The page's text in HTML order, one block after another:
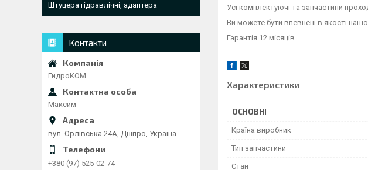
Усі комплектуючі та запчастини
Ви можете бути впевнені в якості
Гарантія 12 місяців.
Характеристики
ОСНОВНІ
Країна виробник
Тип запчастини
Стан
Штуцера гідравлічні, адаптера
Контакти
ГидроКОМ
Максим
вул. Орлівська 24А, Дніпро, Україна
+380 (97) 525-02-74